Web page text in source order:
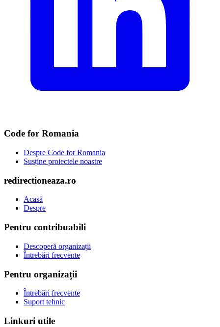
Code for Romania
Despre Code for Romania
Susține proiectele noastre
redirectioneaza.ro
Acasă
Despre
Pentru contribuabili
Descoperă organizații
Întrebări frecvente
Pentru organizații
Întrebări frecvente
Suport tehnic
Linkuri utile